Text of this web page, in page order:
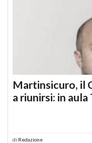
Martinsicuro, il
a riunirsi: in
di Redazione